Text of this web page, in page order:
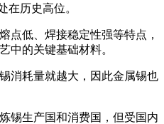
在历史高位。
点低、焊接稳定性强等特点，
中的关键基础材料。
消耗量就越大，因此金属锡也
锡生产国和消费国，但受国内